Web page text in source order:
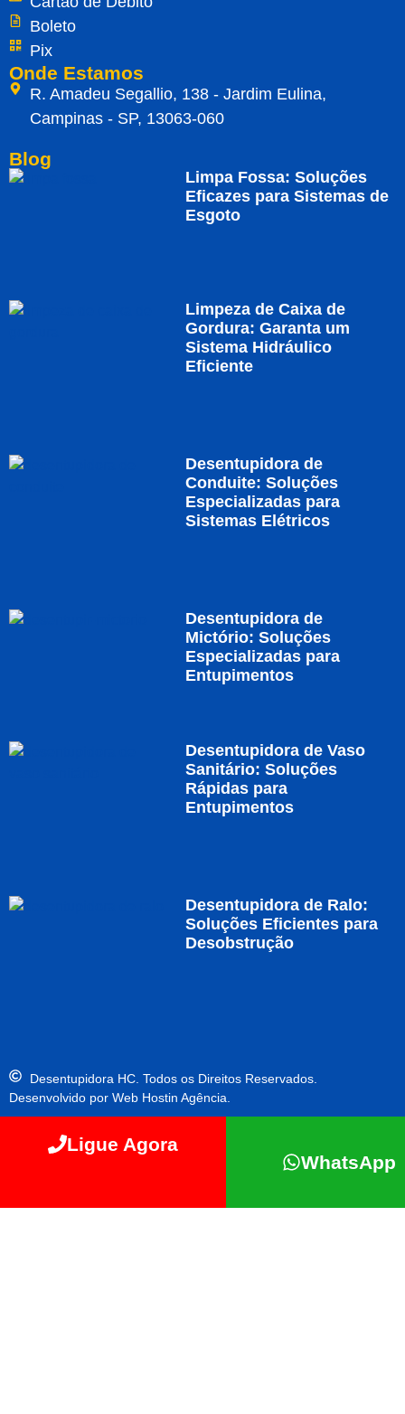
Boleto
Pix
Onde Estamos
R. Amadeu Segallio, 138 - Jardim Eulina,
Campinas - SP, 13063-060
Blog
Limpa Fossa: Soluções
Eficazes para Sistemas de
Esgoto
Limpeza de Caixa de
Gordura: Garanta um
Sistema Hidráulico
Eficiente
Desentupidora de
Conduite: Soluções
Especializadas para
Sistemas Elétricos
Desentupidora de
Mictório: Soluções
Especializadas para
Entupimentos
Desentupidora de Vaso
Sanitário: Soluções
Rápidas para
Entupimentos
Desentupidora de Ralo:
Soluções Eficientes para
Desobstrução
Desentupidora HC. Todos os Direitos Reservados.
Desenvolvido por Web Hostin Agência.
Ligue Agora
WhatsApp